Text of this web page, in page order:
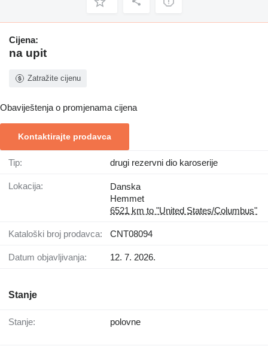
Cijena:
na upit
Zatražite cijenu
Obaviještenja o promjenama cijena
Kontaktirajte prodavca
Tip: drugi rezervni dio karoserije
Lokacija:
Danska
Hemmet
6521 km to "United States/Columbus"
Kataloški broj prodavca: CNT08094
Datum objavljivanja: 12. 7. 2026.
Stanje
Stanje: polovne